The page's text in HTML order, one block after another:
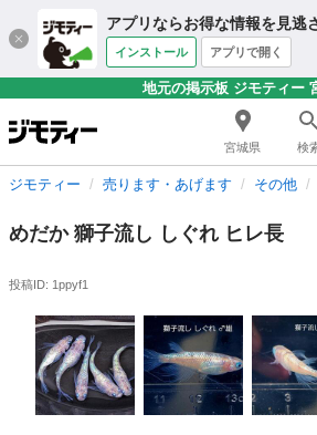
アプリならお得な情報を見逃
インストール アプリで開く
地元の掲示板 ジモティー
宮城県 検
ジモティー 売ります・あげます その他
めだか 獅子流し しぐれ ヒレ長
投稿ID: 1ppyf1